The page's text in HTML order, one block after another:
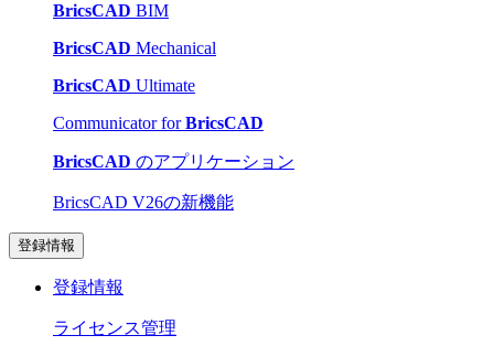
BricsCAD BIM
BricsCAD Mechanical
BricsCAD Ultimate
Communicator forBricsCAD
BricsCAD のアプリケーション
BricsCAD V26の新機能
登録情報
登録情報
ライセンス管理